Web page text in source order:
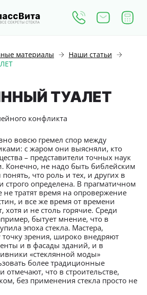
материалы
Наши статьи
ТУАЛЕТ
конфликта
вовсю гремел спор между
с жаром они выясняли, кто
– представители точных наук
Конечно, не надо быть библейским
что роль и тех, и других в
строго определена. В прагматичном
тратят время на опровержение
и все же время от времени
хотя и не столь горячие. Среди
бытует мнение, что в
эпоха стекла. Мастера,
точку зрения, широко внедряют
и в фасады зданий, и в
«стеклянной моды»
более традиционные
отмечают, что в строительстве,
без применения стекла просто не